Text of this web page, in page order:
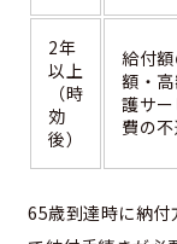
2年
以上
（時
効
後）
給付
額・
護サ
費の
65歳到達時に納付